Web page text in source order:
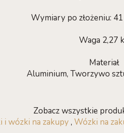
Wymiary po złożeniu:
Waga 2,27
Materiał
Aluminium, Tworzywo
Zobacz wszystkie
i wózki na zakupy, Wózki na